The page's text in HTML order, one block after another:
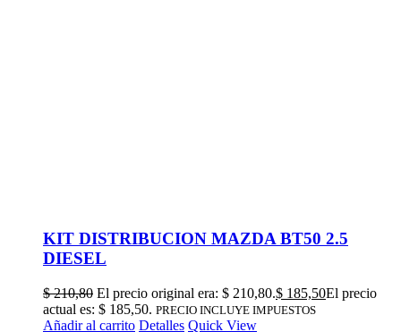
KIT DISTRIBUCION MAZDA BT50 2.5
DIESEL
$210,80 El precio original era: $ 210,80.$ 185,50El precio
actual es: $ 185,50. PRECIO INCLUYE IMPUESTOS
Añadir al carrito Detalles Quick View